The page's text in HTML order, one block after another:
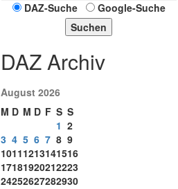
DAZ-Suche
Google-Suche
Suchen
DAZ Archiv
August 2026
M D M D F S S
1 2
3 4 5 6 7 8 9
10111213141516
17181920212223
24252627282930